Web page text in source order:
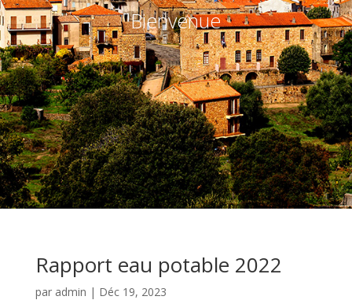
Bienvenue
Rapport eau potable 2022
par admin | Déc 19, 2023